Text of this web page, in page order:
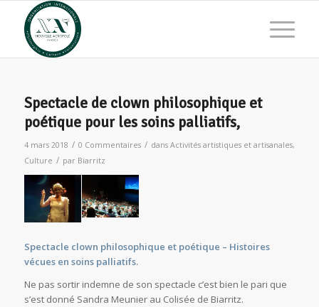
Spectacle de clown philosophique et
poétique pour les soins palliatifs,
4 mars 2018 / 0 Commentaires / dans Activités artistiques et artisanales,
Culture / par Biarritz
Spectacle clown philosophique et poétique – Histoires
vécues en soins palliatifs.
Ne pas sortir indemne de son spectacle c’est bien le pari que
s’est donné Sandra Meunier au Colisée de Biarritz.